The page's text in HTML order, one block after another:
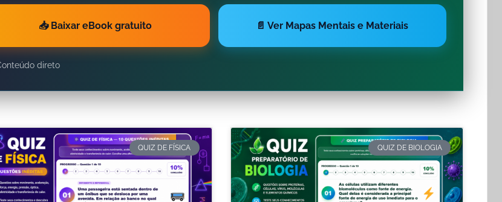
📥 Baixar eBook gratuito 📄 Ver Mapas Mentais e Materiais
direto
QUIZ DE FÍSICA QUIZ DE BIOLOGIA